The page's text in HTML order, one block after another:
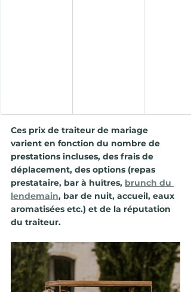
Ces prix de traiteur de mariage
varient en fonction du nombre de
prestations incluses, des frais de
déplacement, des options (repas
prestataire, bar à huîtres, brunch du
lendemain, bar de nuit, accueil, eaux
aromatisées etc.) et de la réputation
du traiteur.